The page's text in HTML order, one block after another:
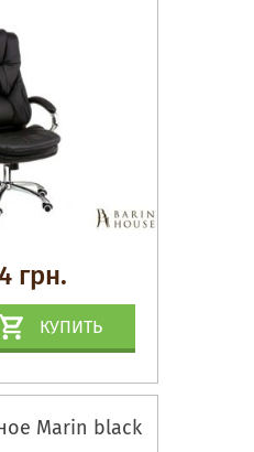
грн.
КУПИТЬ
Marin black